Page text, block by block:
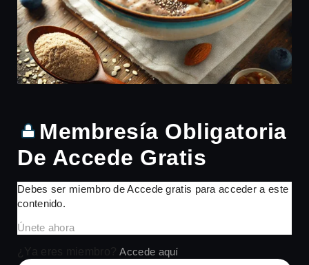
Membresía Obligatoria
De Accede Gratis
Debes ser miembro de Accede gratis para acceder a este
contenido.
Únete ahora
¿Ya eres miembro?Accede aquí